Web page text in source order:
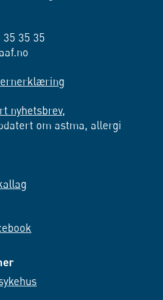
35 35 35
nyhetsbrev,
om astma, allergi